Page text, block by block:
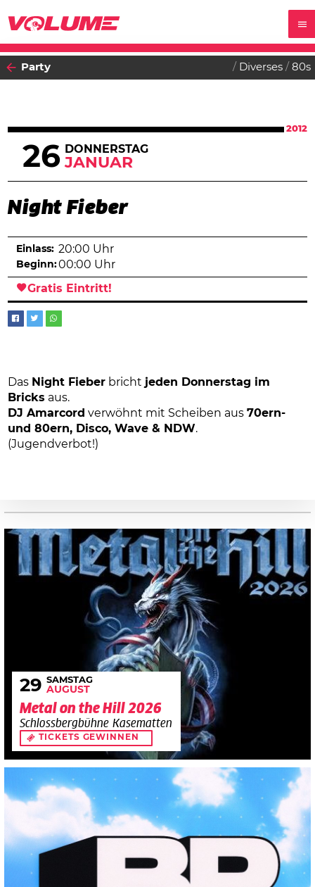
Party Diverses 80s
2012
26 DONNERSTAG
JANUAR
Night Fieber
Einlass: 20:00 Uhr
Beginn:00:00 Uhr
Gratis Eintritt!
Das Night Fieber bricht jeden Donnerstag im
Bricks aus.
DJ Amarcord verwöhnt mit Scheiben aus70ern-
und 80ern, Disco, Wave & NDW.
(Jugendverbot!)
29 SAMSTAG
AUGUST
Metal on the Hill 2026
Schlossbergbühne Kasematten
TICKETS GEWINNEN